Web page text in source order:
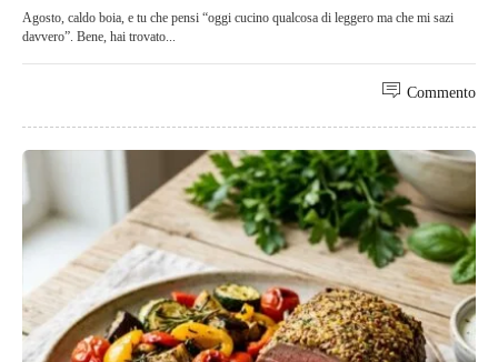
Agosto, caldo boia, e tu che pensi “oggi cucino qualcosa di leggero ma che mi sazi
davvero”. Bene, hai trovato...
Commento